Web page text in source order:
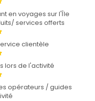
en voyages sur l'Île
services offerts
clientèle
lors de l'activité
opérateurs / guides